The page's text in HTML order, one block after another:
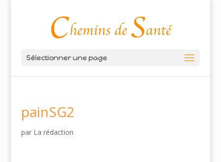
Sélectionner une page
painSG2
par La rédaction